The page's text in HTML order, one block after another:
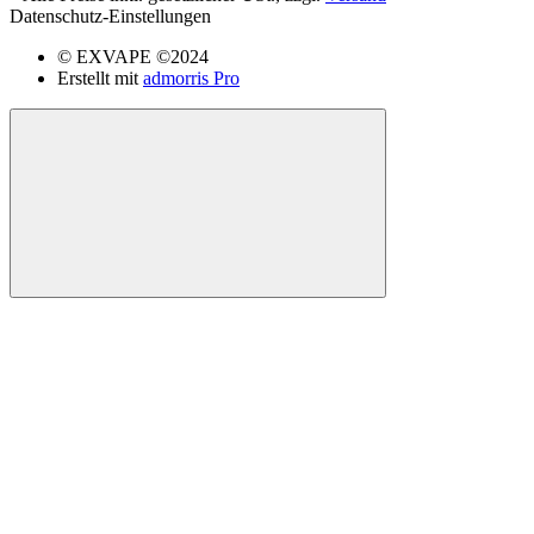
Datenschutz-Einstellungen
© EXVAPE ©2024
Erstellt mit admorris Pro